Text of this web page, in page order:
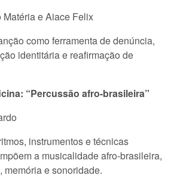
e Aiace Felix
como ferramenta de denúncia,
identitária e reafirmação de
“Percussão afro-brasileira”
instrumentos e técnicas
a musicalidade afro-brasileira,
memória e sonoridade.